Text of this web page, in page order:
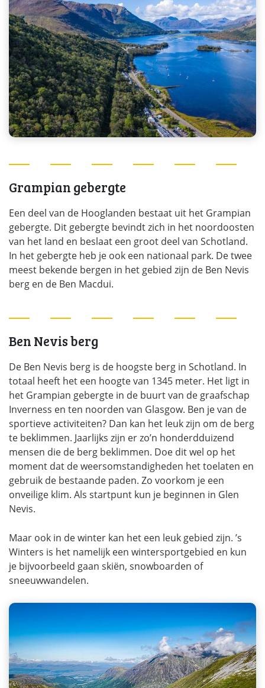
Grampian gebergte
Een deel van de Hooglanden bestaat uit het Grampian
gebergte. Dit gebergte bevindt zich in het noordoosten
van het land en beslaat een groot deel van Schotland.
In het gebergte heb je ook een nationaal park. De twee
meest bekende bergen in het gebied zijn de Ben Nevis
berg en de Ben Macdui.
Ben Nevis berg
De Ben Nevis berg is de hoogste berg in Schotland. In
totaal heeft het een hoogte van 1345 meter. Het ligt in
het Grampian gebergte in de buurt van de graafschap
Inverness en ten noorden van Glasgow. Ben je van de
sportieve activiteiten? Dan kan het leuk zijn om de berg
te beklimmen. Jaarlijks zijn er zo’n honderdduizend
mensen die de berg beklimmen. Doe dit wel op het
moment dat de weersomstandigheden het toelaten en
gebruik de bestaande paden. Zo voorkom je een
onveilige klim. Als startpunt kun je beginnen in Glen
Nevis.
Maar ook in de winter kan het een leuk gebied zijn. ’s
Winters is het namelijk een wintersportgebied en kun
je bijvoorbeeld gaan skiën, snowboarden of
sneeuwwandelen.